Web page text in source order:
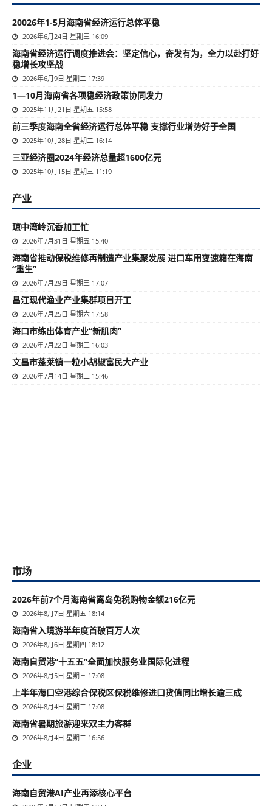
20026年1-5月海南省经济运行总体平稳
2026年6月24日 星期三 16:09
海南省经济运行调度推进会：坚定信心，奋发有为，全力以赴打好
稳增长攻坚战
2026年6月9日 星期二 17:39
1—10月海南省各项稳经济政策协同发力
2025年11月21日 星期五 15:58
前三季度海南全省经济运行总体平稳 支撑行业增势好于全国
2025年10月28日 星期二 16:14
三亚经济圈2024年经济总量超1600亿元
2025年10月15日 星期三 11:19
产业
琼中湾岭沉香加工忙
2026年7月31日 星期五 15:40
海南省推动保税维修再制造产业集聚发展 进口车用变速箱在海南
“重生”
2026年7月29日 星期三 17:07
昌江现代渔业产业集群项目开工
2026年7月25日 星期六 17:58
海口市练出体育产业“新肌肉”
2026年7月22日 星期三 16:03
文昌市蓬莱镇一粒小胡椒富民大产业
2026年7月14日 星期二 15:46
市场
2026年前7个月海南省离岛免税购物金额216亿元
2026年8月7日 星期五 18:14
海南省入境游半年度首破百万人次
2026年8月6日 星期四 18:12
海南自贸港“十五五”全面加快服务业国际化进程
2026年8月5日 星期三 17:08
上半年海口空港综合保税区保税维修进口货值同比增长逾三成
2026年8月4日 星期二 17:08
海南省暑期旅游迎来双主力客群
2026年8月4日 星期二 16:56
企业
海南自贸港AI产业再添核心平台